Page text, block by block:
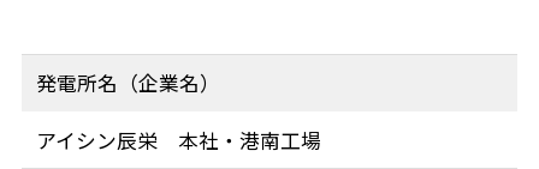
発電所名（企業名）
アイシン辰栄 本社・港南工場